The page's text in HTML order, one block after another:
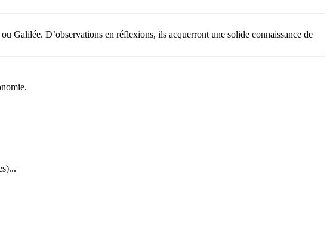
Galilée. D’observations en réflexions, ils acquerront une solide connaissance de